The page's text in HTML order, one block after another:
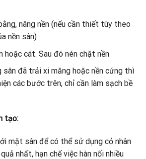
nâng nền (nếu cần thiết tùy theo
nền sân)
hoặc cát. Sau đó nén chặt nền
đã trải xi măng hoặc nền cứng thì
các bước trên, chỉ cần làm sạch bề
tạo:
mặt sân để có thể sử dụng cỏ nhân
nhất, hạn chế việc hàn nối nhiều